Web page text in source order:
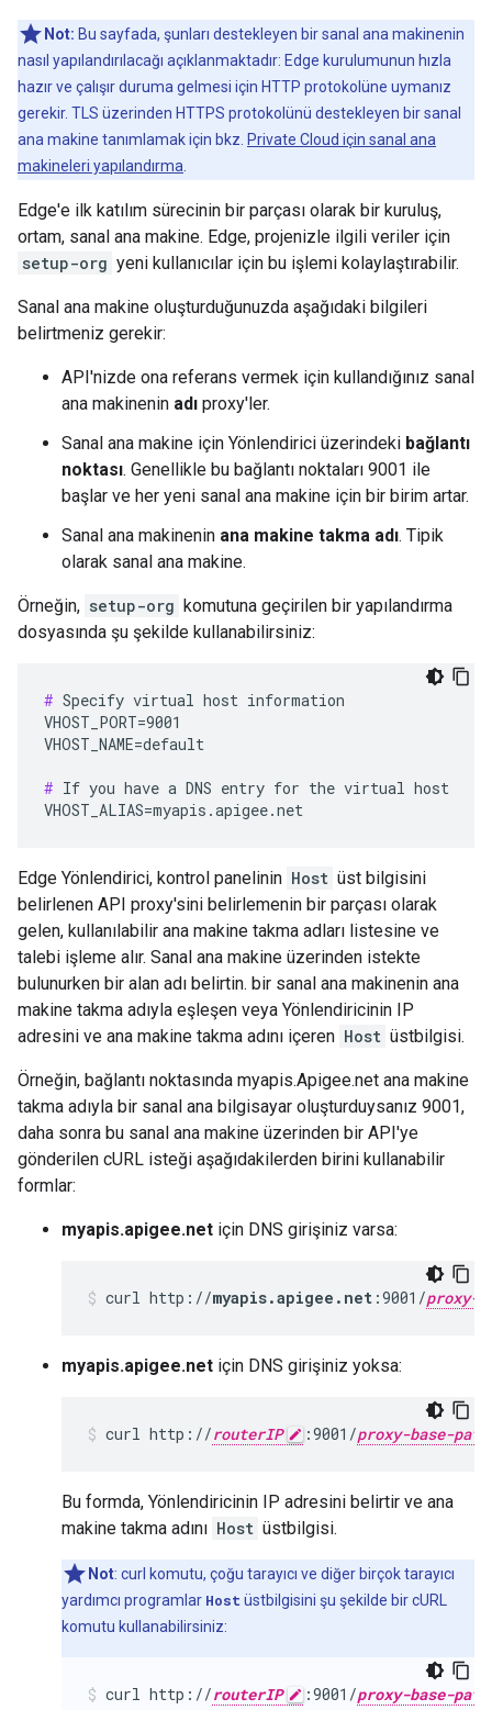
Not: Bu sayfada, şunları destekleyen bir sanal ana makinenin
nasıl yapılandırılacağı açıklanmaktadır: Edge kurulumunun hızla
hazır ve çalışır duruma gelmesi için HTTP protokolüne uymanız
gerekir. TLS üzerinden HTTPS protokolünü destekleyen bir sanal
ana makine tanımlamak için bkz. Private Cloud için sanal ana
makineleri yapılandırma
Edge'e ilk katılım sürecinin bir parçası olarak bir kuruluş,
ortam, sanal ana makine. Edge, projenizle ilgili veriler için
setup-org yeni kullanıcılar için bu işlemi kolaylaştırabilir.
Sanal ana makine oluşturduğunuzda aşağıdaki bilgileri
belirtmeniz gerekir:
API'nizde ona referans vermek için kullandığınız sanal
ana makinenin adı proxy'ler.
Sanal ana makine için Yönlendirici üzerindeki bağlantı
noktası. Genellikle bu bağlantı noktaları 9001 ile
başlar ve her yeni sanal ana makine için bir birim artar.
Sanal ana makinenin ana makine takma adı. Tipik
olarak sanal ana makine.
Örneğin, setup-org komutuna geçirilen bir yapılandırma
dosyasında şu şekilde kullanabilirsiniz:
# Specify virtual host information
VHOST_PORT=9001
VHOST_NAME=default
# If you have a DNS entry for the virtual host
VHOST_ALIAS=myapis.apigee.net
Edge Yönlendirici, kontrol panelinin Host üst bilgisini
belirlenen API proxy'sini belirlemenin bir parçası olarak
gelen, kullanılabilir ana makine takma adları listesine ve
talebi işleme alır. Sanal ana makine üzerinden istekte
bulunurken bir alan adı belirtin. bir sanal ana makinenin ana
makine takma adıyla eşleşen veya Yönlendiricinin IP
adresini ve ana makine takma adını içeren Host üstbilgisi.
Örneğin, bağlantı noktasında myapis.Apigee.net ana makine
takma adıyla bir sanal ana bilgisayar oluşturduysanız 9001,
daha sonra bu sanal ana makine üzerinden bir API'ye
gönderilen cURL isteği aşağıdakilerden birini kullanabilir
formlar:
myapis.apigee.net için DNS girişiniz varsa:
curl http://myapis.apigee.net :9001/proxy-
myapis.apigee.net için DNS girişiniz yoksa:
curl http://routerIP :9001/proxy-base-path
Bu formda, Yönlendiricinin IP adresini belirtir ve ana
makine takma adını Host üstbilgisi.
Not: curl komutu, çoğu tarayıcı ve diğer birçok tarayıcı
yardımcı programlar Host üstbilgisini şu şekilde bir cURL
komutu kullanabilirsiniz:
curl http://routerIP :9001/proxy-base-path